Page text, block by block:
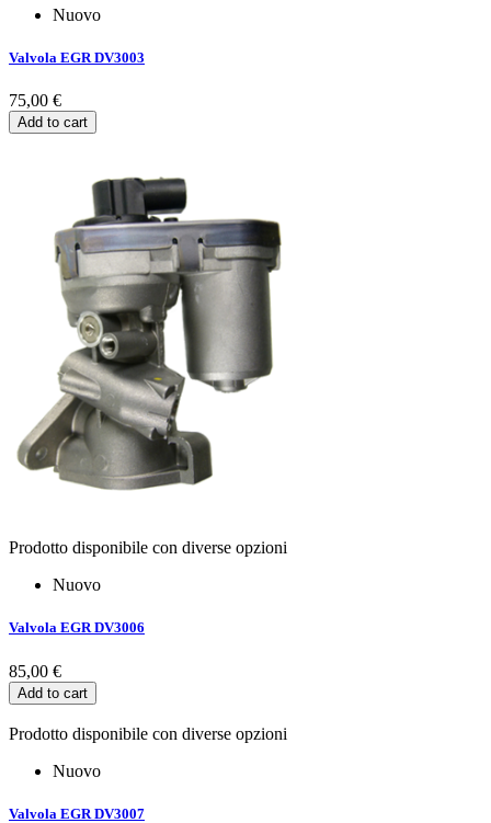
Nuovo
Valvola EGR DV3003
75,00 €
Add to cart
Prodotto disponibile con diverse opzioni
Nuovo
Valvola EGR DV3006
85,00 €
Add to cart
Prodotto disponibile con diverse opzioni
Nuovo
Valvola EGR DV3007